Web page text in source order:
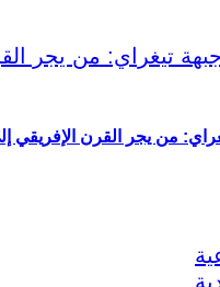
تيغراي: من يجر القرن